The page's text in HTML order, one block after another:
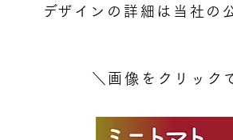
デザインの詳細は当社
＼画像をクリッ